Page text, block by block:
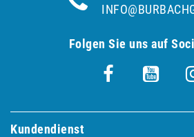
Folgen Sie uns auf
Kundendienst